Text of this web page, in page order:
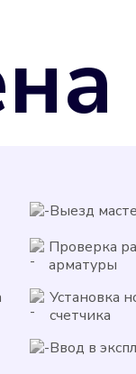
Выезд
Проверка
арматуры
Установка
счетчика
Ввод в